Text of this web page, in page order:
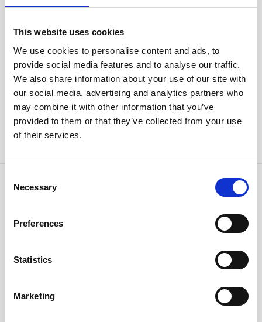
This website uses cookies
We use cookies to personalise content and ads, to
provide social media features and to analyse our traffic.
We also share information about your use of our site with
our social media, advertising and analytics partners who
may combine it with other information that you’ve
provided to them or that they’ve collected from your use
of their services.
Selection
Necessary
Preferences
Statistics
Marketing
Unsere erstklassigen, komfortablen Familien-Suiten sind
ideal für Familien und kleine Gruppen mit bis zu vier
Gästen. Diese Suiten bieten zwei separate farbenfrohe,
helle Räume, die durch einen gemeinsamen Eingang
verbunden sind.
ENTDECKEN